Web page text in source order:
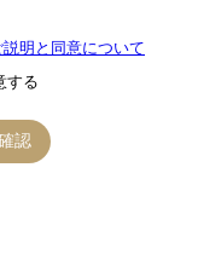
説明と同意について
する
認